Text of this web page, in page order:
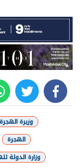
facebook
twitter
وزيرة الهجرة
الهجرة
وزارة الدولة